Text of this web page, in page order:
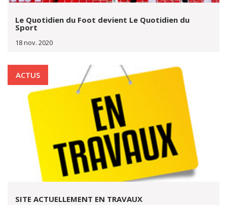
Le Quotidien du Foot devient Le Quotidien du
Sport
18 nov. 2020
ACTUS
SITE ACTUELLEMENT EN TRAVAUX